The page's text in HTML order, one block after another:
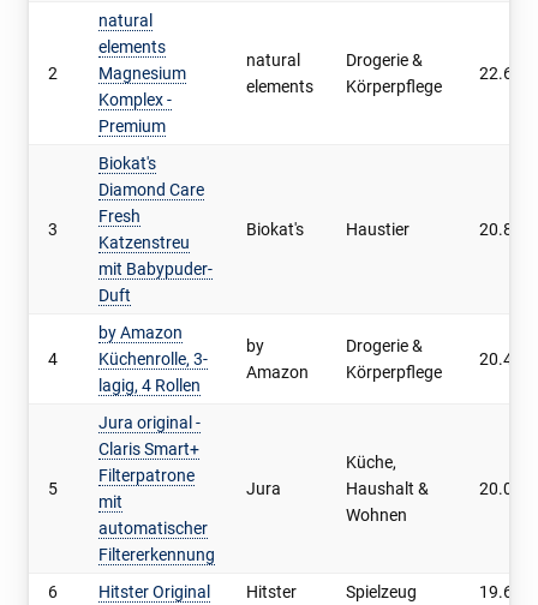
2
natural
elements
Magnesium
Komplex -
Premium
natural
elements
Drogerie &
Körperpflege
22.692
3
Biokat's
Diamond Care
Fresh
Katzenstreu
mit Babypuder-
Duft
Biokat's Haustier 20.858
4
by Amazon
Küchenrolle, 3-
lagig, 4 Rollen
by
Amazon
Drogerie &
Körperpflege
20.410
5
Jura original -
Claris Smart+
Filterpatrone
mit
automatischer
Filtererkennung
Jura
Küche,
Haushalt &
Wohnen
20.056
6 Hitster Original Hitster Spielzeug 19.629